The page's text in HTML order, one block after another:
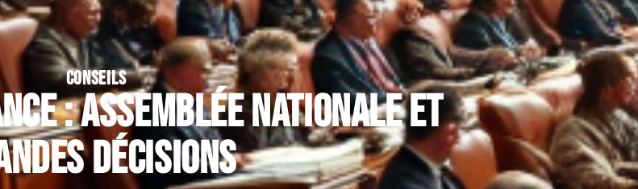
CONSEILS
: Assemblée nationale et
décisions